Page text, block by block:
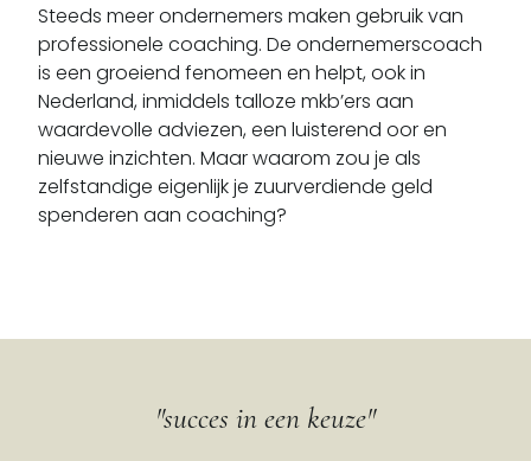
Steeds meer ondernemers maken gebruik van
professionele coaching. De ondernemerscoach
is een groeiend fenomeen en helpt, ook in
Nederland, inmiddels talloze mkb’ers aan
waardevolle adviezen, een luisterend oor en
nieuwe inzichten. Maar waarom zou je als
zelfstandige eigenlijk je zuurverdiende geld
spenderen aan coaching?
"succes in een keuze"